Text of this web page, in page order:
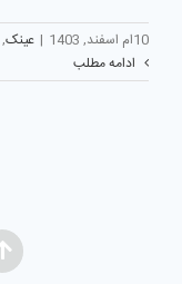
10ام اسفند, 1403 | عینک,
ادامه مطلب